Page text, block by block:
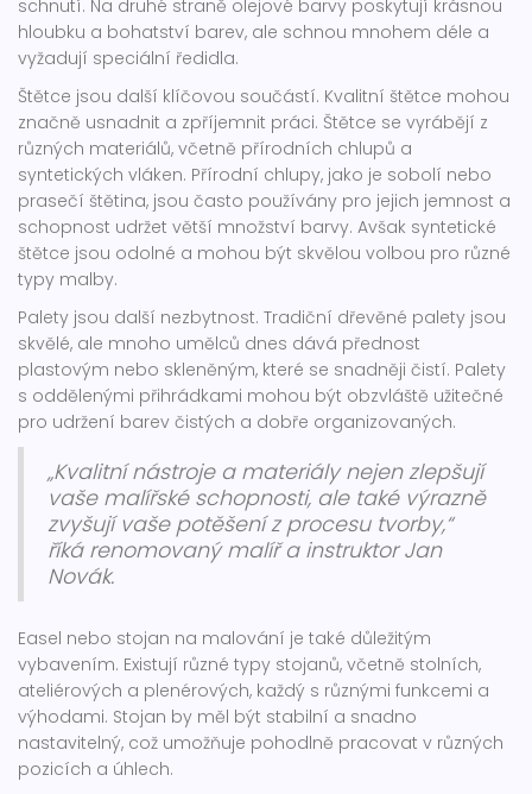
schnutí. Na druhé straně olejové barvy poskytují krásnou
hloubku a bohatství barev, ale schnou mnohem déle a
vyžadují speciální ředidla.
Štětce jsou další klíčovou součástí. Kvalitní štětce mohou
značně usnadnit a zpříjemnit práci. Štětce se vyrábějí z
různých materiálů, včetně přírodních chlupů a
syntetických vláken. Přírodní chlupy, jako je sobolí nebo
prasečí štětina, jsou často používány pro jejich jemnost a
schopnost udržet větší množství barvy. Avšak syntetické
štětce jsou odolné a mohou být skvělou volbou pro různé
typy malby.
Palety jsou další nezbytnost. Tradiční dřevěné palety jsou
skvělé, ale mnoho umělců dnes dává přednost
plastovým nebo skleněným, které se snadněji čistí. Palety
s oddělenými přihrádkami mohou být obzvláště užitečné
pro udržení barev čistých a dobře organizovaných.
„Kvalitní nástroje a materiály nejen zlepšují
vaše malířské schopnosti, ale také výrazně
zvyšují vaše potěšení z procesu tvorby,“
říká renomovaný malíř a instruktor Jan
Novák.
Easel nebo stojan na malování je také důležitým
vybavením. Existují různé typy stojanů, včetně stolních,
ateliérových a plenérových, každý s různými funkcemi a
výhodami. Stojan by měl být stabilní a snadno
nastavitelný, což umožňuje pohodlně pracovat v různých
pozicích a úhlech.